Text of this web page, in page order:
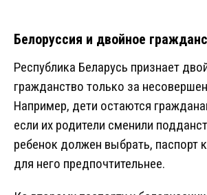
Белоруссия и двойное
Республика Беларусь признает
гражданство только за
Например, дети остаются
если их родители сменили
ребенок должен выбрать, паспорт
для него предпочтительнее.